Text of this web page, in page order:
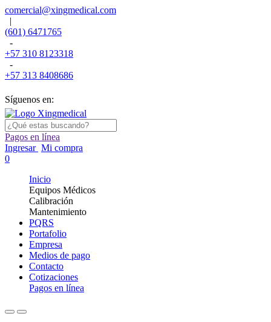
comercial@xingmedical.com
|
(601) 6471765
-
+57 310 8123318
-
+57 313 8408686
Síguenos en:
Pagos en línea
Ingresar Mi compra
0
Inicio
Equipos Médicos
Calibración
Mantenimiento
PQRS
Portafolio
Empresa
Medios de pago
Contacto
Cotizaciones
Pagos en línea